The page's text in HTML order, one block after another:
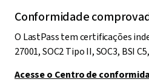
Conformidade
O LastPass tem certificações
27001, SOC2 Tipo II, SOC3, BSI
Acesse o Centro de